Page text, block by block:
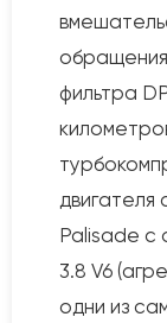
фильтра
двигателя
Palisade с
3.8 V6
одни из